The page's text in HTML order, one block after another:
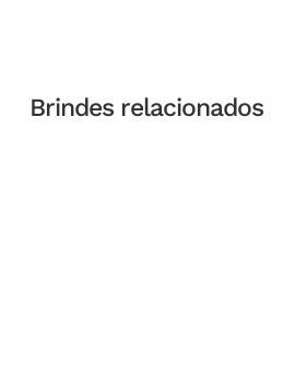
Brindes relacionados